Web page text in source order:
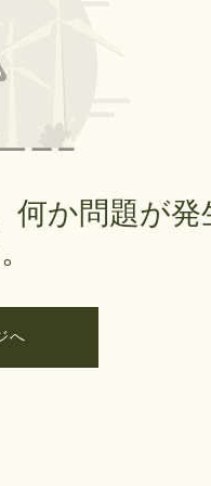
何か問題が発
へ